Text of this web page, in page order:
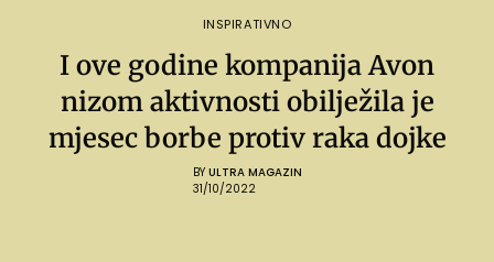
INSPIRATIVNO
I ove godine kompanija Avon
nizom aktivnosti obilježila je
mjesec borbe protiv raka dojke
BY ULTRA MAGAZIN
31/10/2022